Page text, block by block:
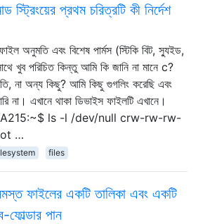
স্ট্রিংয়ের প্রথম চরিত্রটি কী নির্দেশ
অনুমতি এবং বিশেষ পার্মস (স্টিকি বিট, স্যুইড,
খুব পরিচিত কিন্তু আমি কি জানি না মানে c?
না অন্য কিছু? আমি কিছু গুগলিং করেছি এবং
না। এখানে থাকা ডিভাইস ফাইলটি এখানে।
ls -l /dev/null crw-rw-rw-
…
files
ফাইলের একটি তালিকা এবং একটি
ফোল্ডার পান